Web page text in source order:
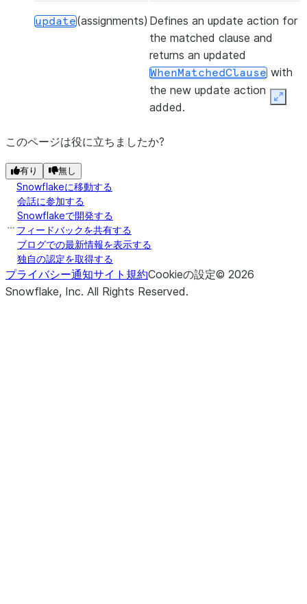
update(assignments) Defines an update action for
the matched clause and
returns an updated
WhenMatchedClause with
the new update action
added.
このページは役に立ちましたか?
有り 無し
Snowflakeに移動する
会話に参加する
Snowflakeで開発する
フィードバックを共有する
ブログでの最新情報を表示する
独自の認定を取得する
プライバシー通知サイト規約Cookieの設定© 2026
Snowflake, Inc. All Rights Reserved.